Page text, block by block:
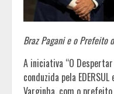
Braz Pagani e o Prefeito
A iniciativa “O
conduzida pela
Varginha, com o